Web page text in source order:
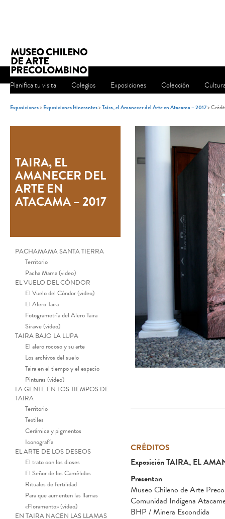
Planifica tu visita Colegios Exposiciones Colección
Exposiciones>Exposiciones Itinerantes>Taira, el Amanecer del Arte en Atacama – 2017>
TAIRA, EL
AMANECER DEL
ARTE EN
ATACAMA – 2017
PACHAMAMA SANTA TIERRA
Territorio
Pacha Mama (video)
EL VUELO DEL CÓNDOR
El Vuelo del Cóndor (video)
El Alero Taira
Fotogrametría del Alero Taira
Sirawe (video)
TAIRA BAJO LA LUPA
El alero rocoso y su arte
Los archivos del suelo
Taira en el tiempo y el espacio
Pinturas (video)
LA GENTE EN LOS TIEMPOS DE
TAIRA
Territorio
Textiles
Cerámica y pigmentos
Iconografía
EL ARTE DE LOS DESEOS
El trato con los dioses
El Señor de los Camélidos
Rituales de fertilidad
Para que aumenten las llamas
«Floramento» (video)
EN TAIRA NACEN LAS LLAMAS
CRÉDITOS
Exposición TAIRA, EL
Presentan
Museo Chileno de Arte
Comunidad Indígena
BHP / Minera Escondida